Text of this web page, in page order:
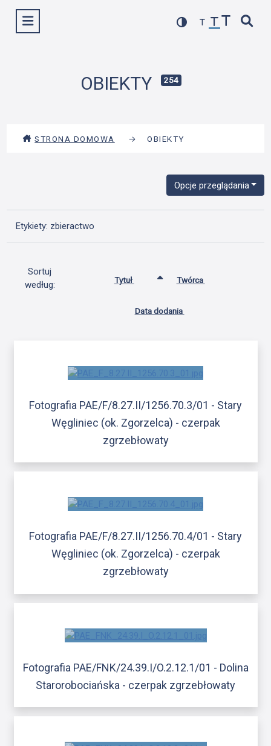
Wyświetl menu
OBIEKTY 254
STRONA DOMOWA → OBIEKTY
Opcje przeglądania
Etykiety: zbieractwo
Sortuj
według:
Tytuł Twórca
Data dodania
Fotografia PAE/F/8.27.II/1256.70.3/01 - Stary
Węgliniec (ok. Zgorzelca) - czerpak
zgrzebłowaty
Fotografia PAE/F/8.27.II/1256.70.4/01 - Stary
Węgliniec (ok. Zgorzelca) - czerpak
zgrzebłowaty
Fotografia PAE/FNK/24.39.I/O.2.12.1/01 - Dolina
Starorobociańska - czerpak zgrzebłowaty